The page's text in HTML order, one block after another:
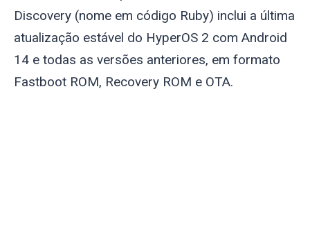
Discovery (nome em código Ruby) inclui a última
atualização estável do HyperOS 2 com Android
14 e todas as versões anteriores, em formato
Fastboot ROM, Recovery ROM e OTA.